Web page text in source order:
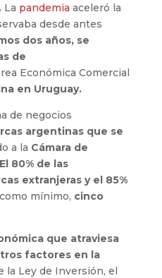
La pandemia aceleró la
desde antes
dos años, se
de
Económica Comercial
en Uruguay.
de negocios
argentinas que se
a la Cámara de
80% de las
extranjeras y el 85%
mínimo, cinco
que atraviesa
factores en la
la Ley de Inversión, el